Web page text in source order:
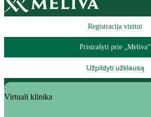
Registracija vizitui
Prisirašyti prie „Meliva“
Užpildyti užklausą
Virtuali klinika